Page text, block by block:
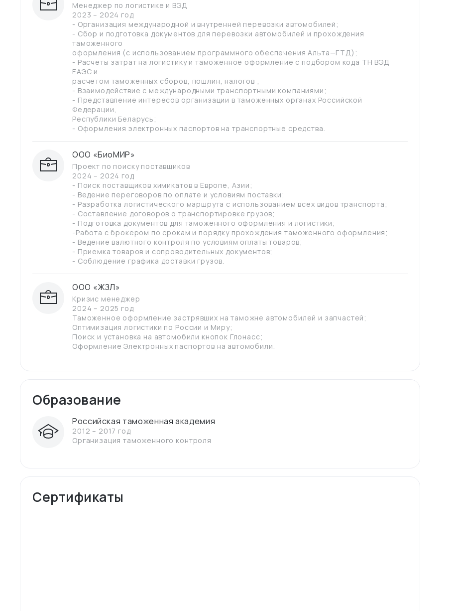
Менеджер по логистике и ВЭД
2023 – 2024 год
- Организация международной и внутренней перевозки автомобилей;
- Сбор и подготовка документов для перевозки автомобилей и прохождения
таможенного
оформления (с использованием программного обеспечения Альта—ГТД);
- Расчеты затрат на логистику и таможенное оформление с подбором кода ТН ВЭД
ЕАЭС и
расчетом таможенных сборов, пошлин, налогов ;
- Взаимодействие с международными транспортными компаниями;
- Представление интересов организации в таможенных органах Российской
Федерации,
Республики Беларусь;
- Оформления электронных паспортов на транспортные средства.
ООО «БиоМИР»
Проект по поиску поставщиков
2024 – 2024 год
- Поиск поставщиков химикатов в Европе, Азии;
- Ведение переговоров по оплате и условиям поставки;
- Разработка логистического маршрута с использованием всех видов транспорта;
- Составление договоров о транспортировке грузов;
- Подготовка документов для таможенного оформления и логистики;
-Работа с брокером по срокам и порядку прохождения таможенного оформления;
- Ведение валютного контроля по условиям оплаты товаров;
- Приемка товаров и сопроводительных документов;
- Соблюдение графика доставки грузов.
ООО «ЖЗЛ»
Кризис менеджер
2024 – 2025 год
Таможенное оформление застрявших на таможне автомобилей и запчастей;
Оптимизация логистики по России и Миру;
Поиск и установка на автомобили кнопок Глонасс;
Оформление Электронных паспортов на автомобили.
Образование
Российская таможенная академия
2012 – 2017 год
Организация таможенного контроля
Сертификаты